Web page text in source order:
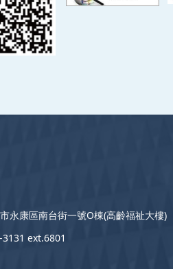
永康區南台街一號O棟(高齡福祉大樓)
ext.6801